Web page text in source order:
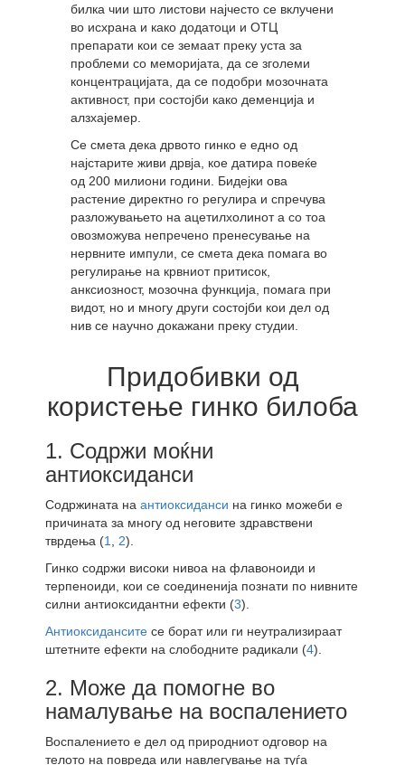
билка чии што листови најчесто се вклучени
во исхрана и како додатоци и ОТЦ
препарати кои се земаат преку уста за
проблеми со меморијата, да се зголеми
концентрацијата, да се подобри мозочната
активност, при состојби како деменција и
алзхајемер.
Се смета дека дрвото гинко е едно од
најстарите живи дрвја, кое датира повеќе
од 200 милиони години. Бидејки ова
растение директно го регулира и спречува
разложувањето на ацетилхолинот а со тоа
овозможува непречено пренесување на
нервните импули, се смета дека помага во
регулирање на крвниот притисок,
анксиозност, мозочна функција, помага при
видот, но и многу други состојби кои дел од
нив се научно докажани преку студии.
Придобивки од
користење гинко билоба
1. Содржи моќни
антиоксиданси
Содржината на антиоксиданси на гинко можеби е
причината за многу од неговите здравствени
тврдења (1, 2).
Гинко содржи високи нивоа на флавоноиди и
терпеноиди, кои се соединенија познати по нивните
силни антиоксидантни ефекти (3).
Антиоксидансите се борат или ги неутрализираат
штетните ефекти на слободните радикали (4).
2. Може да помогне во
намалување на воспалението
Воспалението е дел од природниот одговор на
телото на повреда или навлегување на туѓа